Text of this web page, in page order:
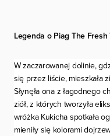
Legenda o Piag The Fresh
W zaczarowanej dolinie,
się przez liście, mieszkała
Słynęła ona z łagodnego
ziół, z których tworzyła
wróżka Kukicha spotkała
mieniły się kolorami